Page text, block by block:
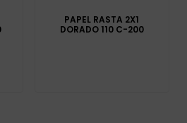
PAPEL RASTA 2X1
DORADO 110 C-200